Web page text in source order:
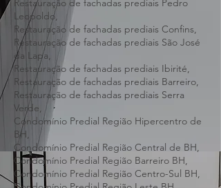
Vespasiano,
Restauração de fachadas prediais Pedro
Leopoldo,
Restauração de fachadas prediais Confins,
Restauração de fachadas prediais São José
da Lapa,
Restauração de fachadas prediais Ibirité,
Restauração de fachadas prediais Barreiro,
Restauração de fachadas prediais Serra
Verde,
Condomínio Predial Região Hipercentro de
BH,
Condomínio Predial Região Central de BH,
Condomínio Predial Região Barreiro BH,